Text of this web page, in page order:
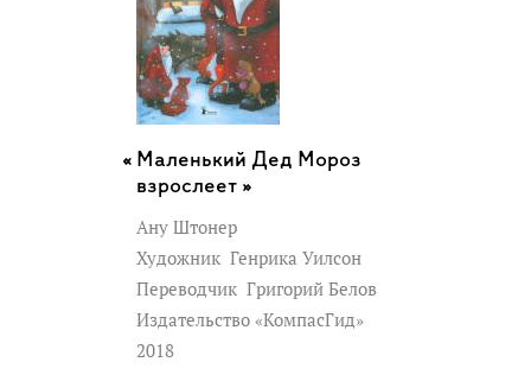
Маленький Дед Мороз
взрослеет »
Ану Штонер
Художник Генрика Уилсон
Переводчик Григорий Белов
Издательство «КомпасГид»
2018